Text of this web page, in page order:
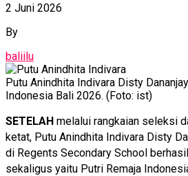
2 Juni 2026
By
baliilu
Putu Anindhita Indivara Disty
Indonesia Bali 2026. (Foto: ist)
SETELAH melalui rangkaian seleksi
ketat, Putu Anindhita Indivara Disty
di Regents Secondary School
sekaligus yaitu Putri Remaja